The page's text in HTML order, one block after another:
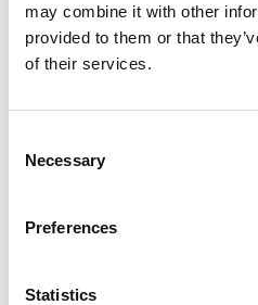
may combine it with other
provided to them or that
of their services.
Selection
Necessary
Preferences
Statistics
Naturreservat Halle-
Västkuststiftelsen
Götalandeller ladda ned